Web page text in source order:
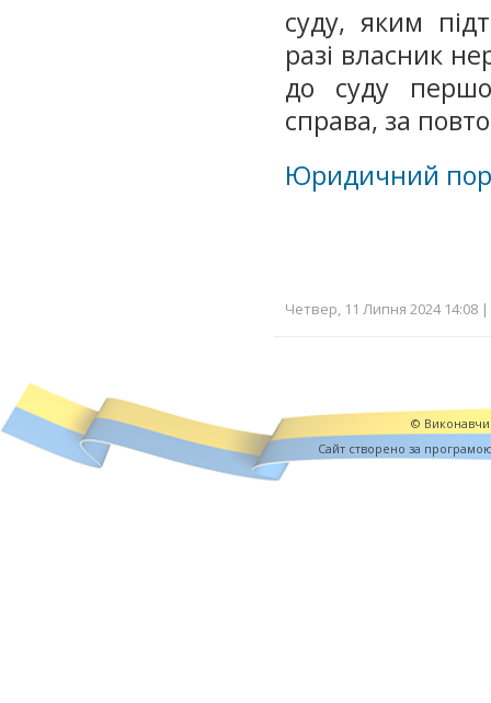
суду, яким
разі власник
до суду
справа, за
Юридичний
Четвер, 11 Липня 2024 14:08 |
©
Cайт створено за